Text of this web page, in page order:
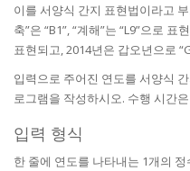
이를 서양식 간지 표현법이라고 부
축”은 “B1”, “계해”는 “L9”으로
표현되고, 2014년은 갑오년으로
입력으로 주어진 연도를 서양식
로그램을 작성하시오. 수행 시간
입력 형식
한 줄에 연도를 나타내는 1개의 정